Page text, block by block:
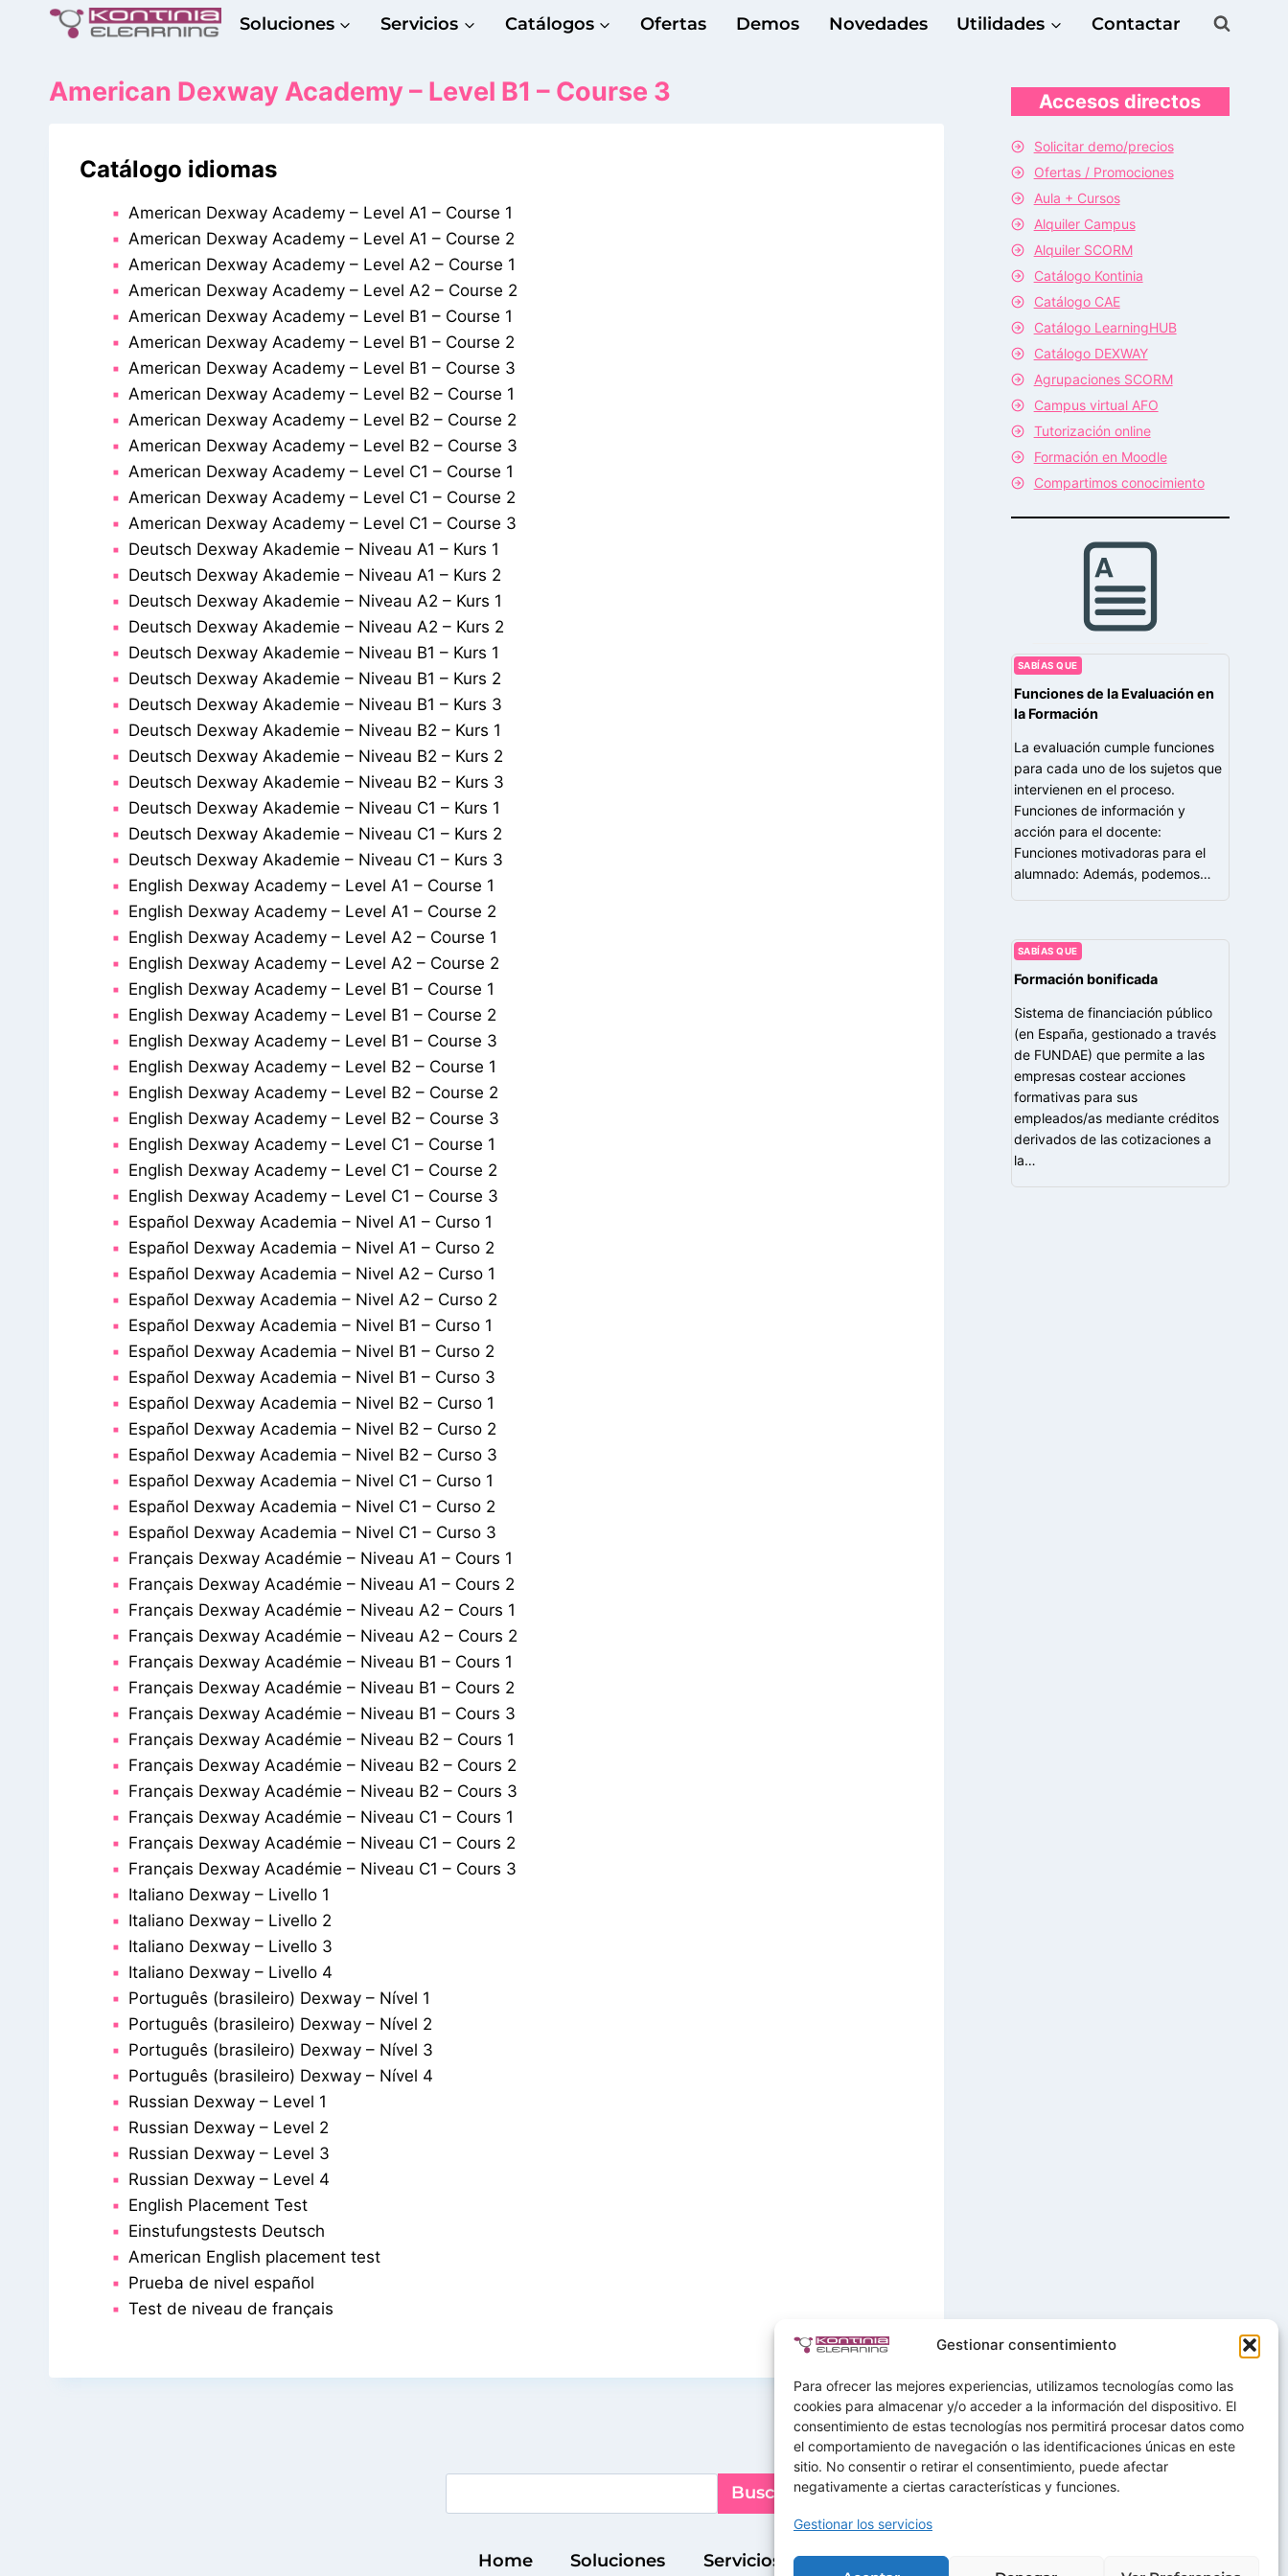
Gestionar consentimiento
Para ofrecer las mejores experiencias, utilizamos tecnologías como las
cookies para almacenar y/o acceder a la información del dispositivo. El
consentimiento de estas tecnologías nos permitirá procesar datos como
el comportamiento de navegación o las identificaciones únicas en este
sitio. No consentir o retirar el consentimiento, puede afectar
negativamente a ciertas características y funciones.
Gestionar los servicios
Soluciones Servicios Catálogos Ofertas Demos Novedades Utilidades Contactar
American Dexway Academy – Level B1 – Course 3
Catálogo idiomas
American Dexway Academy – Level A1 – Course 1
American Dexway Academy – Level A1 – Course 2
American Dexway Academy – Level A2 – Course 1
American Dexway Academy – Level A2 – Course 2
American Dexway Academy – Level B1 – Course 1
American Dexway Academy – Level B1 – Course 2
American Dexway Academy – Level B1 – Course 3
American Dexway Academy – Level B2 – Course 1
American Dexway Academy – Level B2 – Course 2
American Dexway Academy – Level B2 – Course 3
American Dexway Academy – Level C1 – Course 1
American Dexway Academy – Level C1 – Course 2
American Dexway Academy – Level C1 – Course 3
Deutsch Dexway Akademie – Niveau A1 – Kurs 1
Deutsch Dexway Akademie – Niveau A1 – Kurs 2
Deutsch Dexway Akademie – Niveau A2 – Kurs 1
Deutsch Dexway Akademie – Niveau A2 – Kurs 2
Deutsch Dexway Akademie – Niveau B1 – Kurs 1
Deutsch Dexway Akademie – Niveau B1 – Kurs 2
Deutsch Dexway Akademie – Niveau B1 – Kurs 3
Deutsch Dexway Akademie – Niveau B2 – Kurs 1
Deutsch Dexway Akademie – Niveau B2 – Kurs 2
Deutsch Dexway Akademie – Niveau B2 – Kurs 3
Deutsch Dexway Akademie – Niveau C1 – Kurs 1
Deutsch Dexway Akademie – Niveau C1 – Kurs 2
Deutsch Dexway Akademie – Niveau C1 – Kurs 3
English Dexway Academy – Level A1 – Course 1
English Dexway Academy – Level A1 – Course 2
English Dexway Academy – Level A2 – Course 1
English Dexway Academy – Level A2 – Course 2
English Dexway Academy – Level B1 – Course 1
English Dexway Academy – Level B1 – Course 2
English Dexway Academy – Level B1 – Course 3
English Dexway Academy – Level B2 – Course 1
English Dexway Academy – Level B2 – Course 2
English Dexway Academy – Level B2 – Course 3
English Dexway Academy – Level C1 – Course 1
English Dexway Academy – Level C1 – Course 2
English Dexway Academy – Level C1 – Course 3
Español Dexway Academia – Nivel A1 – Curso 1
Español Dexway Academia – Nivel A1 – Curso 2
Español Dexway Academia – Nivel A2 – Curso 1
Español Dexway Academia – Nivel A2 – Curso 2
Español Dexway Academia – Nivel B1 – Curso 1
Español Dexway Academia – Nivel B1 – Curso 2
Español Dexway Academia – Nivel B1 – Curso 3
Español Dexway Academia – Nivel B2 – Curso 1
Español Dexway Academia – Nivel B2 – Curso 2
Español Dexway Academia – Nivel B2 – Curso 3
Español Dexway Academia – Nivel C1 – Curso 1
Español Dexway Academia – Nivel C1 – Curso 2
Español Dexway Academia – Nivel C1 – Curso 3
Français Dexway Académie – Niveau A1 – Cours 1
Français Dexway Académie – Niveau A1 – Cours 2
Français Dexway Académie – Niveau A2 – Cours 1
Français Dexway Académie – Niveau A2 – Cours 2
Français Dexway Académie – Niveau B1 – Cours 1
Français Dexway Académie – Niveau B1 – Cours 2
Français Dexway Académie – Niveau B1 – Cours 3
Français Dexway Académie – Niveau B2 – Cours 1
Français Dexway Académie – Niveau B2 – Cours 2
Français Dexway Académie – Niveau B2 – Cours 3
Français Dexway Académie – Niveau C1 – Cours 1
Français Dexway Académie – Niveau C1 – Cours 2
Français Dexway Académie – Niveau C1 – Cours 3
Italiano Dexway – Livello 1
Italiano Dexway – Livello 2
Italiano Dexway – Livello 3
Italiano Dexway – Livello 4
Português (brasileiro) Dexway – Nível 1
Português (brasileiro) Dexway – Nível 2
Português (brasileiro) Dexway – Nível 3
Português (brasileiro) Dexway – Nível 4
Russian Dexway – Level 1
Russian Dexway – Level 2
Russian Dexway – Level 3
Russian Dexway – Level 4
English Placement Test
Einstufungstests Deutsch
American English placement test
Prueba de nivel español
Test de niveau de français
Accesos directos
Solicitar demo/precios
Ofertas / Promociones
Aula + Cursos
Alquiler Campus
Alquiler SCORM
Catálogo Kontinia
Catálogo CAE
Catálogo LearningHUB
Catálogo DEXWAY
Agrupaciones SCORM
Campus virtual AFO
Tutorización online
Formación en Moodle
Compartimos conocimiento
SABÍAS QUE
Funciones de la Evaluación en
la Formación
La evaluación cumple funciones
para cada uno de los sujetos que
intervienen en el proceso.
Funciones de información y
acción para el docente:
Funciones motivadoras para el
alumnado: Además, podemos…
SABÍAS QUE
Formación bonificada
Sistema de financiación público
(en España, gestionado a través
de FUNDAE) que permite a las
empresas costear acciones
formativas para sus
empleados/as mediante créditos
derivados de las cotizaciones a
la…
Buscar
Home Soluciones Servicios Demos Ofertas